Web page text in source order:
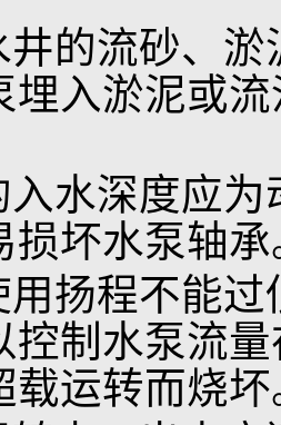
水泵/深井潜
泵安装图见
于30米的
能承受整机
30米以上
水泵部分